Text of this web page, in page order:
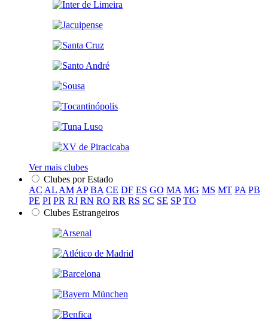
Ver mais clubes
Clubes por Estado
AC AL AM AP BA CE DF ES GO MA MG MS MT PA PB
PE PI PR RJ RN RO RR RS SC SE SP TO
Clubes Estrangeiros